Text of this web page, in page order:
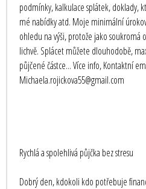
podmínky, kalkulace splátek, doklady,
mé nabídky atd. Moje minimální
ohledu na výši, protože jako soukromá
lichvě. Splácet můžete dlouhodobě,
půjčené částce... Více info, Kontaktní
Michaela.rojickova55@gmail.com
Rychlá a spolehlivá půjčka bez stresu
Dobrý den, kdokoli kdo potřebuje